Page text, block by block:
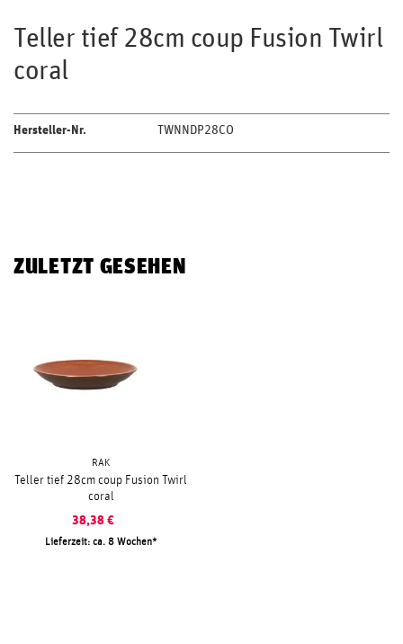
Teller tief 28cm coup Fusion Twirl
coral
Hersteller-Nr. TWNNDP28CO
ZULETZT GESEHEN
RAK
Teller tief 28cm coup Fusion Twirl
coral
38,38 €
Lieferzeit: ca. 8 Wochen